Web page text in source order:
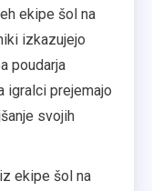
ekipe šol na
izkazujejo
poudarja
igralci prejemajo
svojih
ekipe šol na